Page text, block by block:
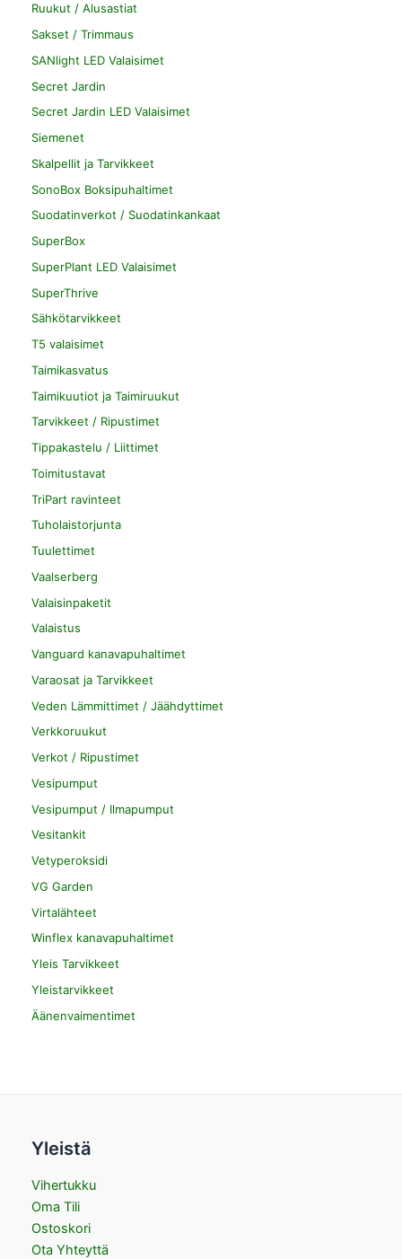
Ruukut / Alusastiat
Sakset / Trimmaus
SANlight LED Valaisimet
Secret Jardin
Secret Jardin LED Valaisimet
Siemenet
Skalpellit ja Tarvikkeet
SonoBox Boksipuhaltimet
Suodatinverkot / Suodatinkankaat
SuperBox
SuperPlant LED Valaisimet
SuperThrive
Sähkötarvikkeet
T5 valaisimet
Taimikasvatus
Taimikuutiot ja Taimiruukut
Tarvikkeet / Ripustimet
Tippakastelu / Liittimet
Toimitustavat
TriPart ravinteet
Tuholaistorjunta
Tuulettimet
Vaalserberg
Valaisinpaketit
Valaistus
Vanguard kanavapuhaltimet
Varaosat ja Tarvikkeet
Veden Lämmittimet / Jäähdyttimet
Verkkoruukut
Verkot / Ripustimet
Vesipumput
Vesipumput / Ilmapumput
Vesitankit
Vetyperoksidi
VG Garden
Virtalähteet
Winflex kanavapuhaltimet
Yleis Tarvikkeet
Yleistarvikkeet
Äänenvaimentimet
Yleistä
Vihertukku
Oma Tili
Ostoskori
Ota Yhteyttä